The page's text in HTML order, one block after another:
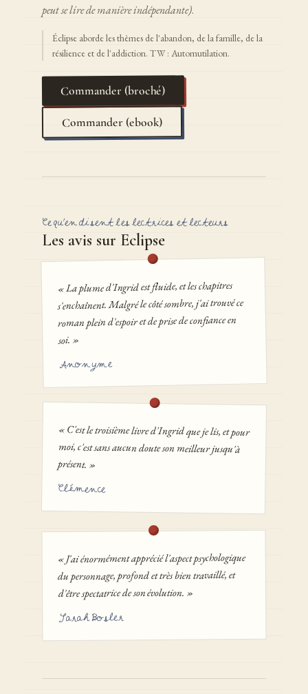
peut se lire de manière indépendante).
Éclipse aborde les thèmes de l'abandon, de la famille, de la
résilience et de l'addiction. TW : Automutilation.
Commander (broché)
Commander (ebook)
Ce qu'en disent les lectrices et lecteurs
Les avis sur Eclipse
« La plume d'Ingrid est fluide, et les chapitres
s'enchaînent. Malgré le côté sombre, j'ai trouvé ce
roman plein d'espoir et de prise de confiance en
soi. »
Anonyme
« C'est le troisième livre d'Ingrid que je lis, et pour
moi, c'est sans aucun doute son meilleur jusqu'à
présent. »
Clémence
« J'ai énormément apprécié l'aspect psychologique
du personnage, profond et très bien travaillé, et
d'être spectatrice de son évolution. »
Sarah Bosler